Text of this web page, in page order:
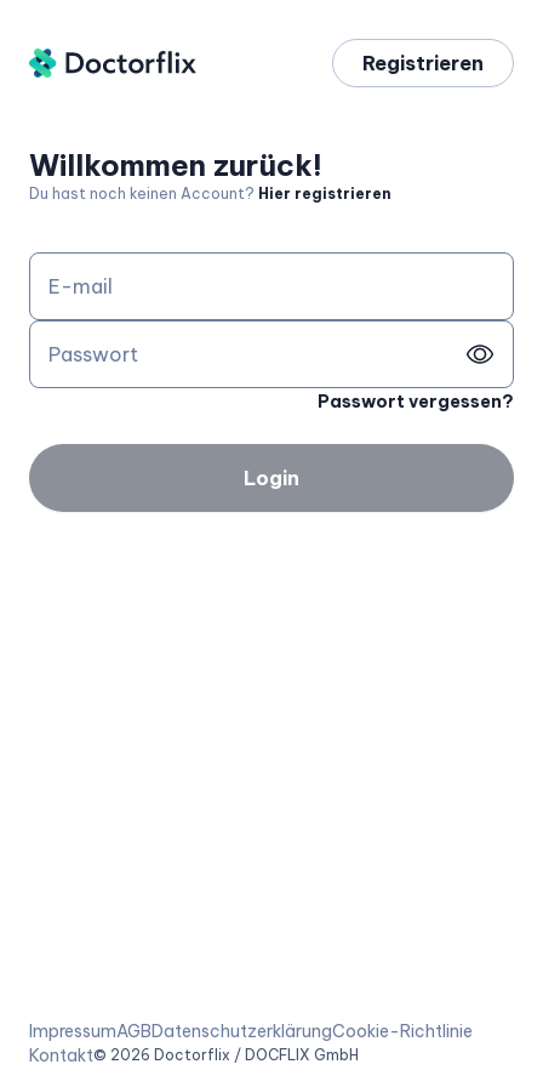
Registrieren
Willkommen zurück!
Du hast noch keinen Account? Hier registrieren
E-mail
Passwort
Passwort vergessen?
Login
ImpressumAGBDatenschutzerklärungCookie-Richtlinie
Kontakt© 2026 Doctorflix / DOCFLIX GmbH